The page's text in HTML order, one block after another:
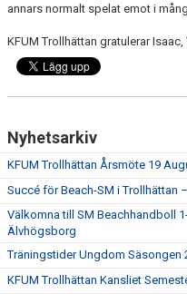
annars normalt spelat emot i
KFUM Trollhättan gratulerar
Nyhetsarkiv
KFUM Trollhättan Årsmöte 19
Succé för Beach-SM i Trollhättan
Välkomna till SM Beachhandboll
Älvhögsborg
Träningstider Ungdom Säsongen
KFUM Trollhättan Kansliet